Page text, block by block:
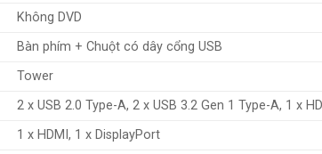
Không DVD
Bàn phím + Chuột có dây cổng USB
Tower
2 x USB 2.0 Type-A, 2 x USB 3.2 Gen 1 Type-A, 1 x
1 x HDMI, 1 x DisplayPort